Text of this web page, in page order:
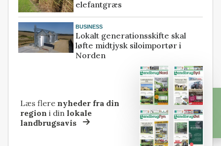
elefantgræs
BUSINESS
Lokalt generationsskifte skal
løfte midtjysk siloimportør i
Norden
Læs flere nyheder fra din
region i dinlokale
landbrugsavis